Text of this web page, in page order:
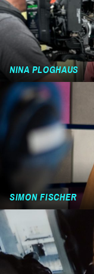
NINA PLOGHAUS
SIMON FISCHER